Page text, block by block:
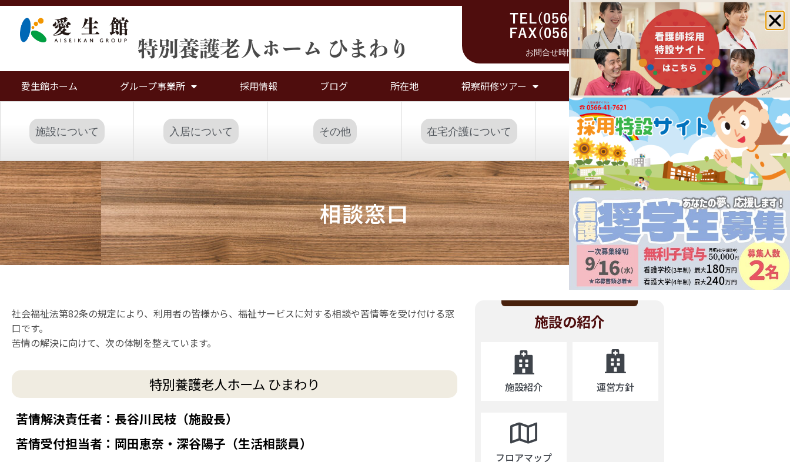
特別養護老人ホーム ひまわり
TEL(0566)41-0865
FAX(0566)41-0862
お問合せ時間 9:30 – 17:15
愛生館ホーム グループ事業所 採用情報 ブログ 所在地 視察研修ツアー 面会について
施設について 入居について その他 在宅介護について 初任者研修
相談窓口
社会福祉法第82条の規定により、利用者の皆様から、福祉サービスに対する相談や苦情等を受け付ける窓
口です。
苦情の解決に向けて、次の体制を整えています。
特別養護老人ホーム ひまわり
苦情解決責任者：長谷川民枝（施設長）
苦情受付担当者：岡田恵奈・深谷陽子（生活相談員）
施設の紹介
施設紹介 運営方針
フロアマップ